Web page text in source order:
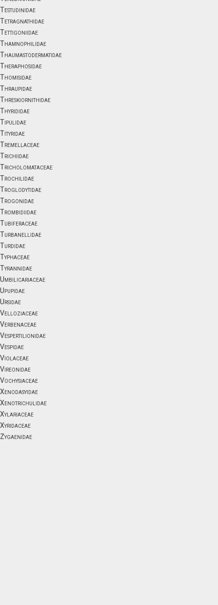
Testudinidae
Tetragnathidae
Tettigoniidae
Thamnophilidae
Thaumastodermatidae
Theraphosidae
Thomisidae
Thraupidae
Threskiornithidae
Thyrididae
Tipulidae
Tityridae
Tremellaceae
Trichiidae
Tricholomataceae
Trochilidae
Troglodytidae
Trogonidae
Trombidiidae
Tubiferaceae
Turbanellidae
Turdidae
Typhaceae
Tyrannidae
Umbilicariaceae
Upupidae
Ursidae
Velloziaceae
Verbenaceae
Vespertilionidae
Vespidae
Violaceae
Vireonidae
Vochysiaceae
Xenodasyidae
Xenotrichulidae
Xylariaceae
Xyridaceae
Zygaenidae